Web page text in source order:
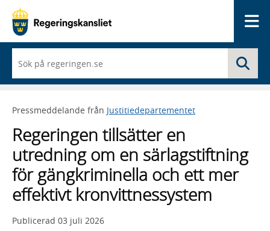
du
börjar
skriva
framträder
lista
med
sökförslag
Pressmeddelande från Justitiedepartementet
Regeringen tillsätter en
utredning om en särlagstiftning
för gängkriminella och ett mer
effektivt kronvittnessystem
Publicerad 03 juli 2026